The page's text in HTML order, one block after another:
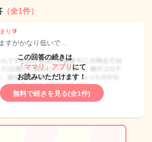
（全1件）
り🔰
すがかなり低いで…
この回答の続きは
「ママリ」アプリ にて
お読みいただけます！
無料で続きを見る(全1件)